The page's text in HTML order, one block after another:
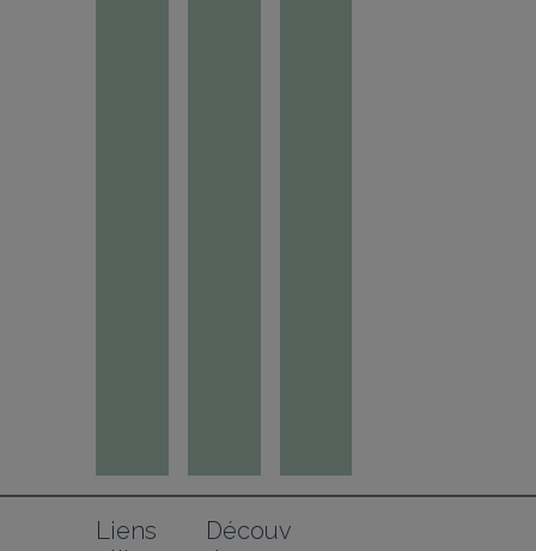
Liens
Découv